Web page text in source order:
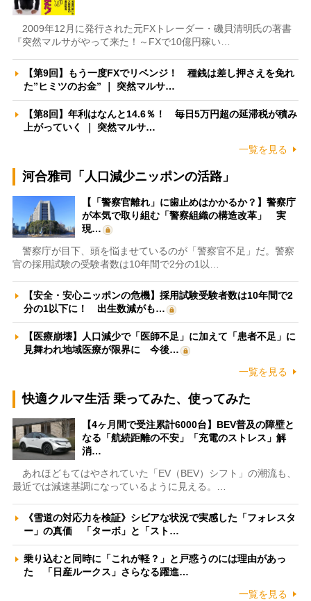
2009年12月に発行された元FXトレーダー・磯貝清明氏の著書
『突然マルサがやって来た！～FXで10億円稼い…
【第9回】もう一度FXでリベンジ！ 種銭は差し押さえを免れ
た”ヒミツのお金” ｜ 突然マルサ…
【第8回】年利はなんと14.6％！ 毎日5万円超の延滞税が積み
上がっていく ｜ 突然マルサ…
一覧を見る
河合雅司「人口減少ニッポンの活路」
【「警察官離れ」に歯止めはかかるか？】警察庁
が本気で取り組む「警察組織の構造改革」 実
現…
警察庁が目下、頭を悩ませているのが「警察官不足」だ。警察
官の採用試験の受験者数は10年間で2分の1以…
【安全・安心ニッポンの危機】採用試験受験者数は10年間で2
分の1以下に！ 出生数減がも…
【医療崩壊】人口減少で「医師不足」に加えて「患者不足」に
見舞われ地域医療が限界に 今後…
一覧を見る
快適クルマ生活 乗ってみた、使ってみた
【4ヶ月間で受注累計6000台】BEV普及の障壁と
なる「航続距離の不安」「充電のストレス」解
消…
あれほどもてはやされていた「EV（BEV）シフト」の潮流も、
最近では減速基調になっているように見える。…
《雪道の対応力を検証》シビアな状況で実感した「フォレスタ
ー」の真価 「ターボ」と「スト…
乗り込むと同時に「これが軽？」と戸惑うのには理由があっ
た 「日産ルークス」さらなる躍進…
一覧を見る